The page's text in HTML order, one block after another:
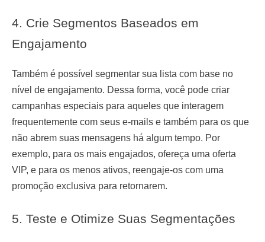
4. Crie Segmentos Baseados em
Engajamento
Também é possível segmentar sua lista com base no
nível de engajamento. Dessa forma, você pode criar
campanhas especiais para aqueles que interagem
frequentemente com seus e-mails e também para os que
não abrem suas mensagens há algum tempo. Por
exemplo, para os mais engajados, ofereça uma oferta
VIP, e para os menos ativos, reengaje-os com uma
promoção exclusiva para retornarem.
5. Teste e Otimize Suas Segmentações